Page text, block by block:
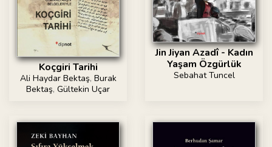
Koçgiri Tarihi
Ali Haydar Bektaş, Burak
Bektaş, Gültekin Uçar
Jin Jiyan Azadî - Kadın
Yaşam Özgürlük
Sebahat Tuncel